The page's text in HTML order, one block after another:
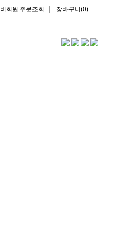
비회원 주문조회 장바구니(0)